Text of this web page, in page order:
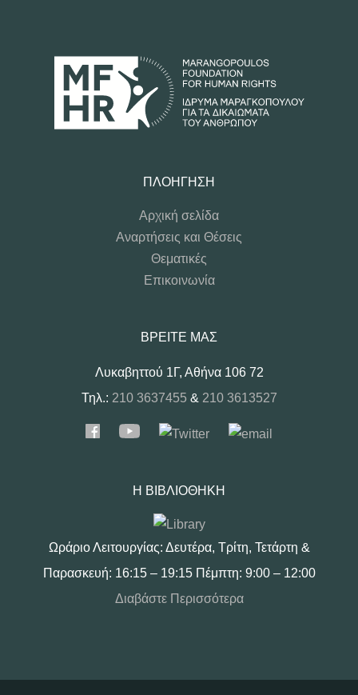
ΠΛΟΉΓΗΣΗ
Αρχική σελίδα
Αναρτήσεις και Θέσεις
Θεματικές
Επικοινωνία
ΒΡΕΊΤΕ ΜΑΣ
Λυκαβηττού 1Γ, Αθήνα 106 72
Τηλ.: 210 3637455 & 210 3613527
Η ΒΙΒΛΙΟΘΉΚΗ
Ωράριο Λειτουργίας: Δευτέρα, Τρίτη, Τετάρτη &
Παρασκευή: 16:15 – 19:15 Πέμπτη: 9:00 – 12:00
Διαβάστε Περισσότερα